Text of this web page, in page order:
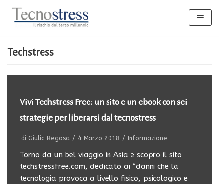
contenuto
Techstress
Vivi Techstress Free: un sito e un ebook con sei
strategie per liberarsi dal tecnostress
di Giulio Regosa 4 Marzo 2018 Informazione
Torno da un bel viaggio in Asia e scopro il sito
techstressfree.com, dedicato ai “danni che la
tecnologia provoca a livello fisico, psicologico e